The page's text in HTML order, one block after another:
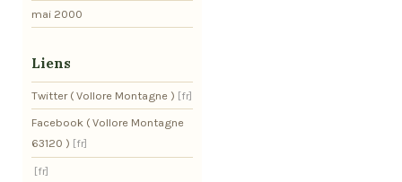
mai 2000
Liens
Twitter ( Vollore Montagne )
Facebook ( Vollore Montagne
63120 )